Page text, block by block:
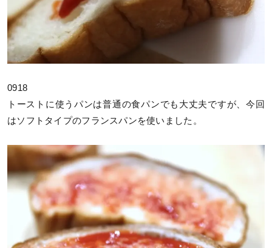
0918
トーストに使うパンは普通の食パンでも大丈夫ですが、今回
はソフトタイプのフランスパンを使いました。